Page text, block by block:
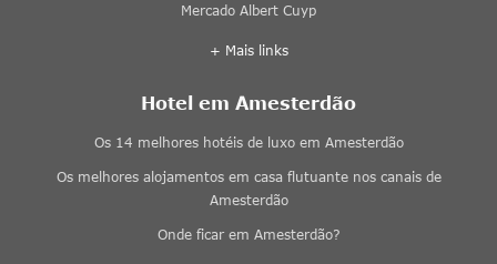
Mercado Albert Cuyp
+ Mais links
Hotel em Amesterdão
Os 14 melhores hotéis de luxo em Amesterdão
Os melhores alojamentos em casa flutuante nos canais de
Amesterdão
Onde ficar em Amesterdão?